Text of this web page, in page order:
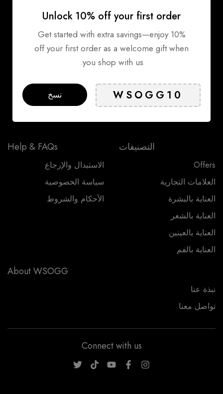
MAFCO Healthcare.
E311 Sheikh Mohammed Bin Zayed Road Near
Jebel Ali Police Station Dubai, United Arab
+971 4 8873 336
التصنيفات
Offers
العلامات التجارية
العناية بالبشرة
العناية بالشعر
العناية بالعينين
العناية بالفم
Help & FAQs
الاستبدال والإرجاع
سياسة الخصوصية
الأحكام والشروط
About WSOGG
نبذة عنا
تواصل معنا
Connect with us
Unlock 10% off your first order
Get started with extra savings—enjoy 10%
off your first order as a welcome gift when
you shop with us.
نسخ